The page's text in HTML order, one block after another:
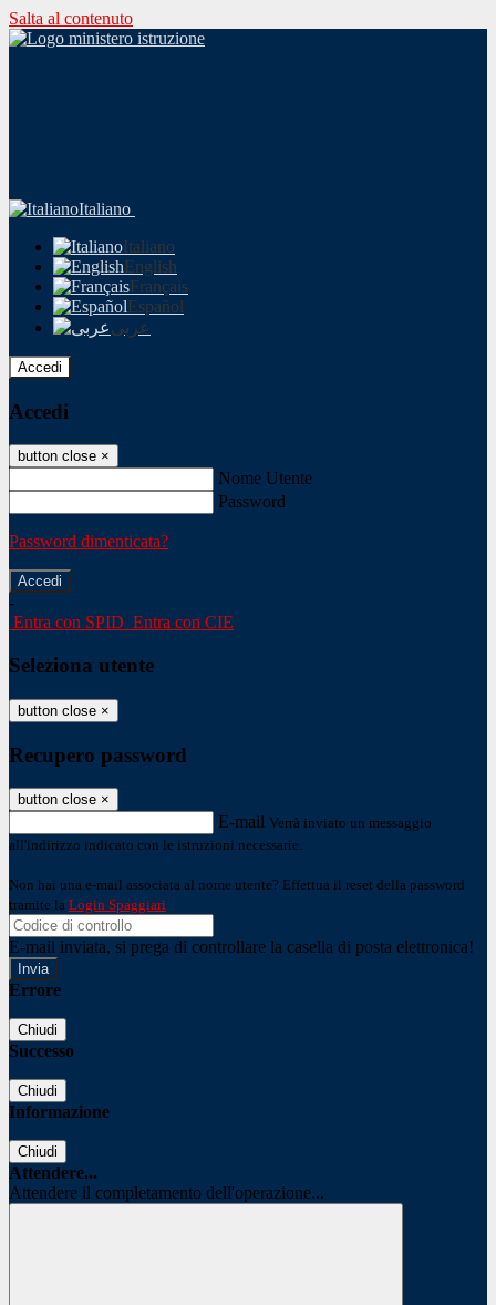
Salta al contenuto
Italiano
Italiano
English
Français
Español
عربى
Accedi
Accedi
button close ×
Nome Utente
Password
Password dimenticata?
-
Entra con SPID Entra con CIE
Seleziona utente
button close ×
Recupero password
button close ×
E-mail Verrà inviato un messaggio
all'indirizzo indicato con le istruzioni necessarie.
Non hai una e-mail associata al nome utente? Effettua il reset della password
tramite la Login Spaggiari
E-mail inviata, si prega di controllare la casella di posta elettronica!
Errore
Chiudi
Successo
Chiudi
Informazione
Chiudi
Attendere...
Attendere il completamento dell'operazione...